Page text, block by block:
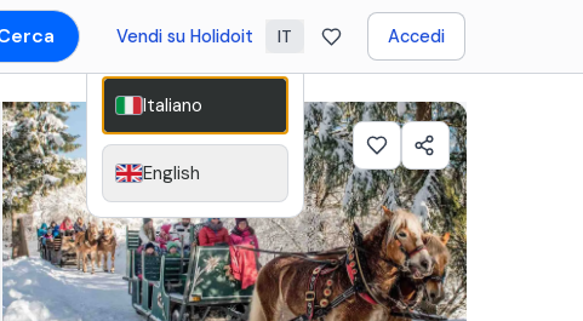
Vendi su Holidoit IT Accedi
Italiano
English